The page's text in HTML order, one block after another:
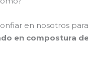
en nosotros
en compostura